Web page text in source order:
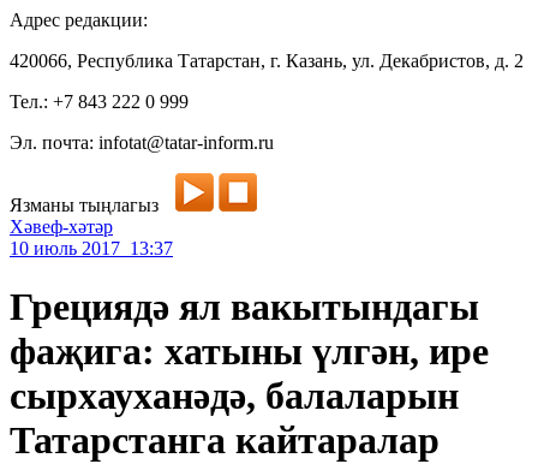
Адрес редакции:
420066, Республика Татарстан, г. Казань, ул. Декабристов, д. 2
Тел.: +7 843 222 0 999
Эл. почта: infotat@tatar-inform.ru
Язманы тыңлагыз
Хәвеф-хәтәр
10 июль 2017 13:37
Грециядә ял вакытындагы
фаҗига: хатыны үлгән, ире
сырхауханәдә, балаларын
Татарстанга кайтаралар